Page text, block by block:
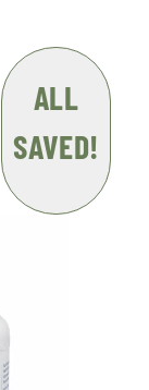
ALL
SAVED!